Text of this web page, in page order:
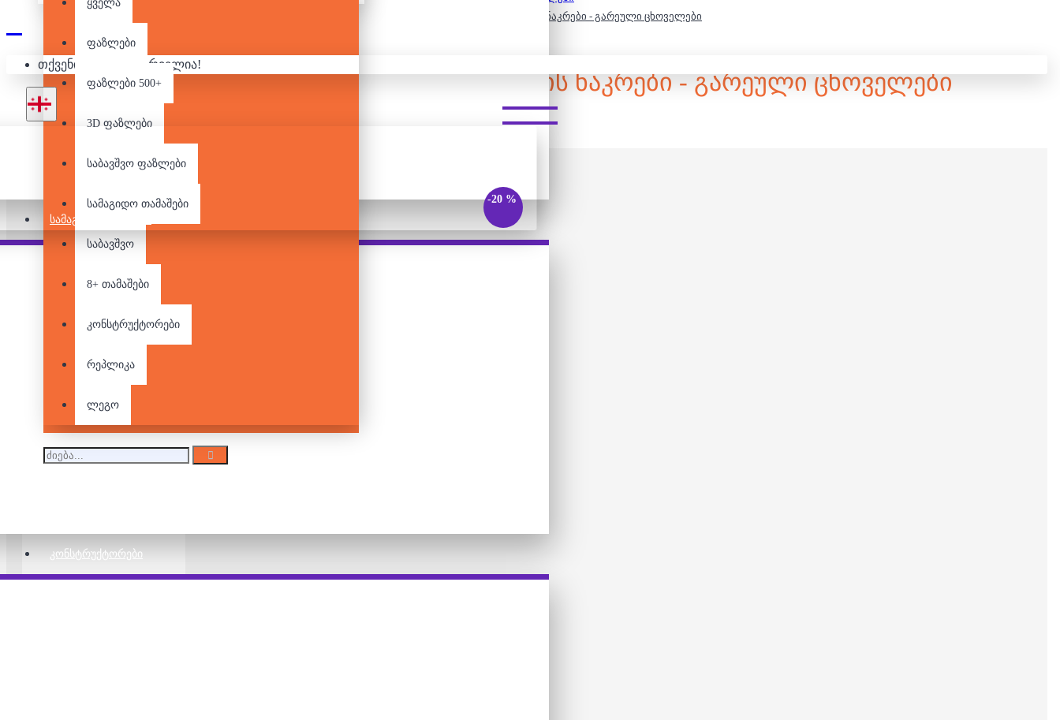
ᲡᲐᲛᲐᲒᲘᲓᲝ ᲗᲐᲛᲐᲨᲔᲑᲘ
ᲙᲝᲜᲡᲢᲠᲣᲥᲢᲝᲠᲔᲑᲘ
ყველა
ფაზლები
ფაზლები 500+
3D ფაზლები
საბავშვო ფაზლები
სამაგიდო თამაშები
საბავშვო
8+ თამაშები
კონსტრუქტორები
რეპლიკა
ლეგო
თქვენი კალათა ცარიელია!
2,3 და 4 დეტალიანი საბავშვო ფაზლის ნაკრები - გარეული ცხოველები
2,3 ᲓᲐ 4 ᲓᲔᲢᲐᲚᲘᲐᲜᲘ ᲡᲐᲑᲐᲕᲨᲕᲝ ᲤᲐᲖᲚᲘᲡ ᲜᲐᲙᲠᲔᲑᲘ - ᲒᲐᲠᲔᲣᲚᲘ ᲪᲮᲝᲕᲔᲚᲔᲑᲘ
-20 %
People Also Bought
2,3 და 4 დეტალიანი
ნაკრები -
ტრანსპორტი
20.00 ₾ 25.00 ₾
2,3 და 4 დეტალიანი